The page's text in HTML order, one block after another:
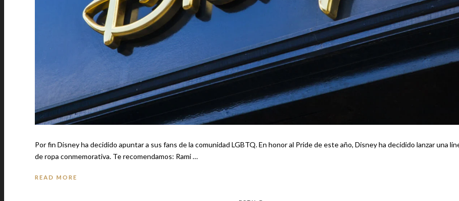
Por fin Disney ha decidido apuntar a sus fans de la comunidad LGBTQ. En honor al Pride de este año, Disney ha decidido lanzar una
de ropa conmemorativa. Te recomendamos: Rami …
READ MORE